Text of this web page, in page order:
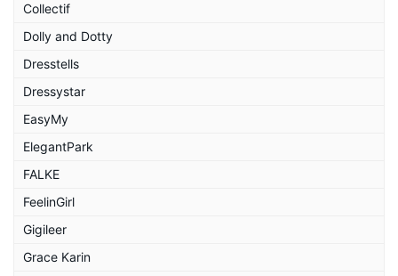
Collectif
Dolly and Dotty
Dresstells
Dressystar
EasyMy
ElegantPark
FALKE
FeelinGirl
Gigileer
Grace Karin